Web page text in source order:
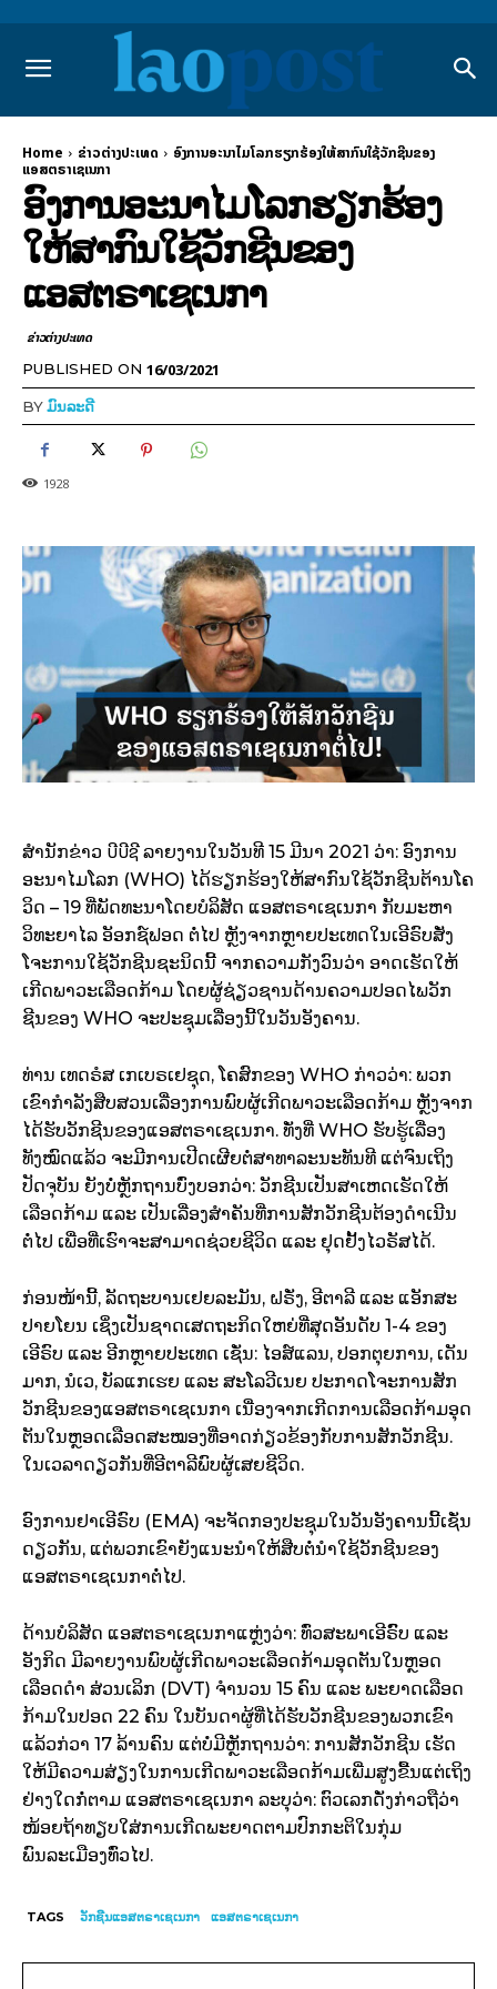
Home ຂ່າວຕ່າງປະເທດ
ອົງການອະນາໄມໂລກຮຽກຮ້ອງໃຫ້ສາກົນໃຊ້ວັກຊີນຂອງ
ແອສຕຣາເຊເນກາ
ອົງການອະນາໄມໂລກຮຽກຮ້ອງ
ໃຫ້ສາກົນໃຊ້ວັກຊີນຂອງ
ແອສຕຣາເຊເນກາ
ຂ່າວຕ່າງປະເທດ
PUBLISHED ON 16/03/2021
BYມົນລະດີ
1928
ສຳນັກຂ່າວ ບີບີຊີລາຍງານໃນວັນທີ 15 ມີນາ 2021 ວ່າ: ອົງການ
ອະນາໄມໂລກ (WHO) ໄດ້ຮຽກຮ້ອງໃຫ້ສາກົນໃຊ້ວັກຊີນຕ້ານໂຄ
ວິດ – 19 ທີ່ພັດທະນາໂດຍບໍລິສັດ ແອສຕຣາເຊເນກາ ກັບມະຫາ
ວິທະຍາໄລ ອັອກຊ໌ຟອດ ຕໍ່ໄປ ຫຼັງຈາກຫຼາຍປະເທດໃນເອີຣົບສັ່ງ
ໂຈະການໃຊ້ວັກຊີນຊະນິດນີ້ ຈາກຄວາມກັງວົນວ່າ ອາດເຮັດໃຫ້
ເກີດພາວະເລືອດກ້າມ ໂດຍຜູ້ຊ່ຽວຊານດ້ານຄວາມປອດໄພວັກ
ຊີນຂອງ WHO ຈະປະຊຸມເລື່ອງນີ້ໃນວັນອັງຄານ.
ທ່ານ ເທດຣໍສ ເກເບຣເຢຊຸດ, ໂຄສົກຂອງ WHO ກ່າວວ່າ: ພວກ
ເຂົາກຳລັງສືບສວນເລື່ອງການພົບຜູ້ເກີດພາວະເລືອດກ້າມ ຫຼັງຈາກ
ໄດ້ຮັບວັກຊີນຂອງແອສຕຣາເຊເນກາ. ທັ່ງທີ່ WHO ຮັບຮູ້ເລື່ອງ
ທັງໝົດແລ້ວ ຈະມີການເປີດເຜີຍຕໍ່ສາທາລະນະທັນທີ ແຕ່ຈົນເຖິງ
ປັດຈຸບັນ ຍັງບໍ່ຫຼັກຖານບົ່ງບອກວ່າ: ວັກຊີນເປັນສາເຫດເຮັດໃຫ້
ເລືອດກ້າມ ແລະ ເປັນເລື່ອງສຳຄັນທີ່ການສັກວັກຊີນຕ້ອງດຳເນີນ
ຕໍ່ໄປ ເພື່ອທີ່ເຮົາຈະສາມາດຊ່ວຍຊີວິດ ແລະ ຢຸດຢັ້ງໄວຣັສໄດ້.
ກ່ອນໜ້ານີ້, ລັດຖະບານເຢຍລະມັນ, ຝຣັ່ງ, ອີຕາລີ ແລະ ແອັກສະ
ປາຍໂຍນ ເຊິ່ງເປັນຊາດເສດຖະກິດໃຫຍ່ທີ່ສຸດອັນດັບ 1-4 ຂອງ
ເອີຣົບ ແລະ ອີກຫຼາຍປະເທດ ເຊັ່ນ: ໄອສ໌ແລນ, ປອກຕຸຍການ, ເດັນ
ມາກ, ນໍເວ, ບັລແກເຮຍ ແລະ ສະໂລວີເນຍ ປະກາດໂຈະການສັກ
ວັກຊີນຂອງແອສຕຣາເຊເນກາ ເນື່ອງຈາກເກີດການເລືອດກ້າມອຸດ
ຕັນໃນຫຼອດເລືອດສະໝອງທີ່ອາດກ່ຽວຂ້ອງກັບການສັກວັກຊີນ.
ໃນເວລາດຽວກັນທີ່ອີຕາລີພົບຜູ້ເສຍຊີວິດ.
ອົງການຢາເອີຣົບ (EMA) ຈະຈັດກອງປະຊຸມໃນວັນອັງຄານນີ້ເຊັ່ນ
ດຽວກັນ, ແຕ່ພວກເຂົາຍັງແນະນຳໃຫ້ສືບຕໍ່ນຳໃຊ້ວັກຊີນຂອງ
ແອສຕຣາເຊເນກາຕໍ່ໄປ.
ດ້ານບໍລິສັດ ແອສຕຣາເຊເນກາແຫຼ່ງວ່າ: ທົ່ວສະພາເອີຣົົບ ແລະ
ອັງກິດ ມີລາຍງານພົບຜູ້ເກີດພາວະເລືອດກ້າມອຸດຕັນໃນຫຼອດ
ເລືອດດຳ ສ່ວນເລິກ (DVT) ຈຳນວນ 15 ຄົນ ແລະ ພະຍາດເລືອດ
ກ້າມໃນປອດ 22 ຄົນ ໃນບັນດາຜູ້ທີ່ໄດ້ຮັບວັກຊີນຂອງພວກເຂົາ
ແລ້ວກ່ວາ 17 ລ້ານຄົນ ແຕ່ບໍ່ມີຫຼັກຖານວ່າ: ການສັກວັກຊີນ ເຮັດ
ໃຫ້ມີຄວາມສ່ຽງໃນການເກີດພາວະເລືອດກ້າມເພີ່ມສູງຂື້ນແຕ່ເຖິງ
ຢ່າງໃດກໍ່ຕາມ ແອສຕຣາເຊເນກາ ລະບຸວ່າ: ຕົວເລກດັ່ງກ່າວຖືວ່າ
ໜ້ອຍຖ້າທຽບໃສ່ການເກີດພະຍາດຕາມປົກກະຕິໃນກຸ່ມ
ພົນລະເມືອງທົ່ວໄປ.
TAGS ວັກຊີນແອສຕຣາເຊເນກາ ແອສຕຣາເຊເນກາ